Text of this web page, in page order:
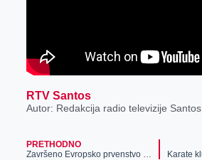
RTV Santos
Autor: Redakcija radio televizije Santos
PRETHODNO